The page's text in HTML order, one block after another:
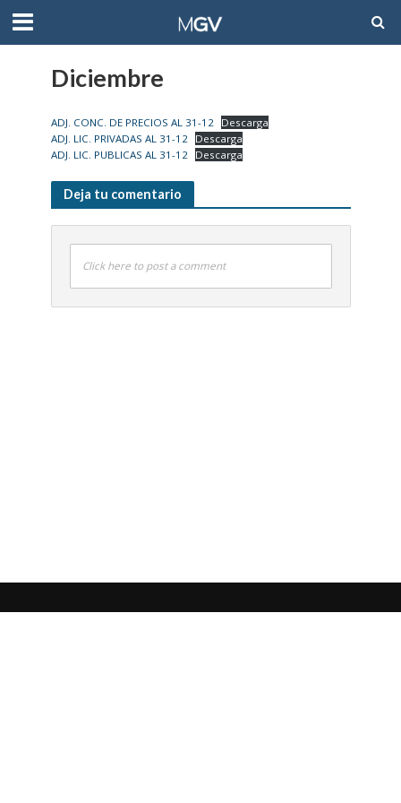
Diciembre
ADJ. CONC. DE PRECIOS AL 31-12
Descarga
ADJ. LIC. PRIVADAS AL 31-12
Descarga
ADJ. LIC. PUBLICAS AL 31-12
Descarga
Deja tu comentario
Click here to post a comment